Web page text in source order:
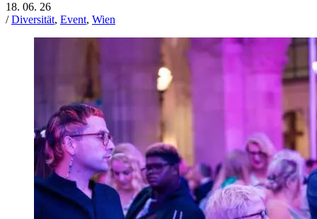
18. 06. 26
/Diversität, Event, Wien